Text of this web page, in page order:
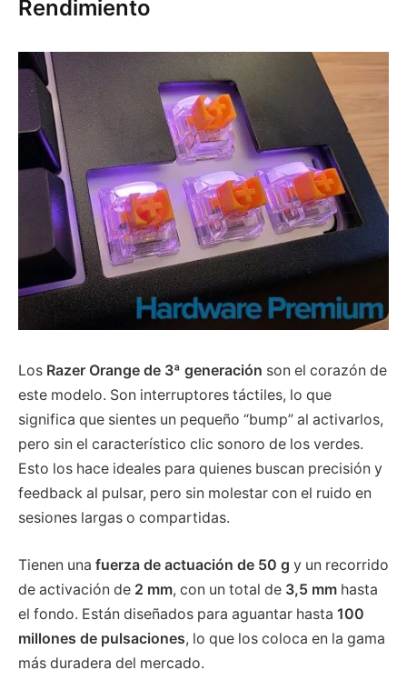
Rendimiento
Los Razer Orange de 3ª generación son el corazón de
este modelo. Son interruptores táctiles, lo que
significa que sientes un pequeño “bump” al activarlos,
pero sin el característico clic sonoro de los verdes.
Esto los hace ideales para quienes buscan precisión y
feedback al pulsar, pero sin molestar con el ruido en
sesiones largas o compartidas.
Tienen una fuerza de actuación de 50 g y un recorrido
de activación de 2 mm, con un total de 3,5 mm hasta
el fondo. Están diseñados para aguantar hasta 100
millones de pulsaciones, lo que los coloca en la gama
más duradera del mercado.